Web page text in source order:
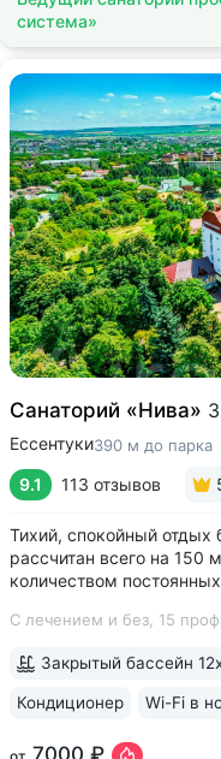
система»
Санаторий «Нива» 3
Ессентуки390 м до парка
9.1 113 отзывов
Тихий, спокойный отдых
рассчитан всего на 150
количеством
до Грязелечебницы им.
С лечением и без, 15
Закрытый бассейн
Кондиционер Wi-Fi в